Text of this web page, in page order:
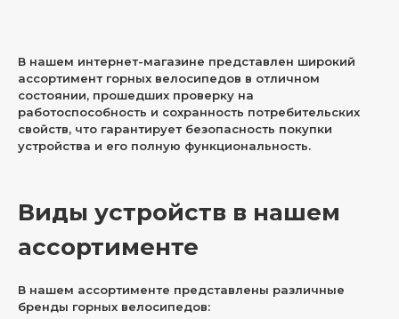
В нашем интернет-магазине представлен широкий
ассортимент горных велосипедов в отличном
состоянии, прошедших проверку на
работоспособность и сохранность потребительских
свойств, что гарантирует безопасность покупки
устройства и его полную функциональность.
Виды устройств в нашем
ассортименте
В нашем ассортименте представлены различные
бренды горных велосипедов: